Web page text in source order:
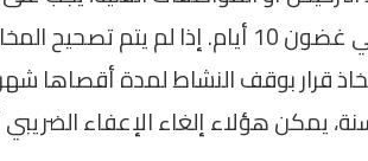
مشغل الوحدة بذلك في غضون 10 أيام. إذا
قرار بوقف النشاط لمدة أقصاها
يمكن هؤلاء إلغاء الإعفاء